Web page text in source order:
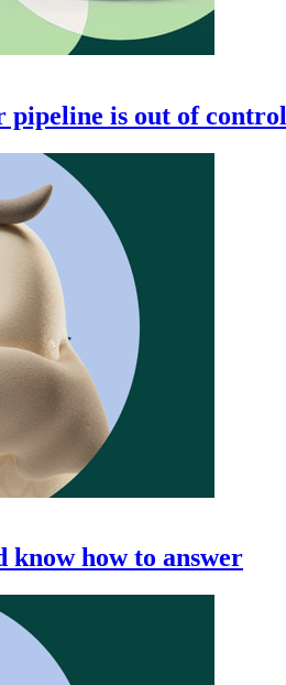
pipeline is out of control
know how to answer